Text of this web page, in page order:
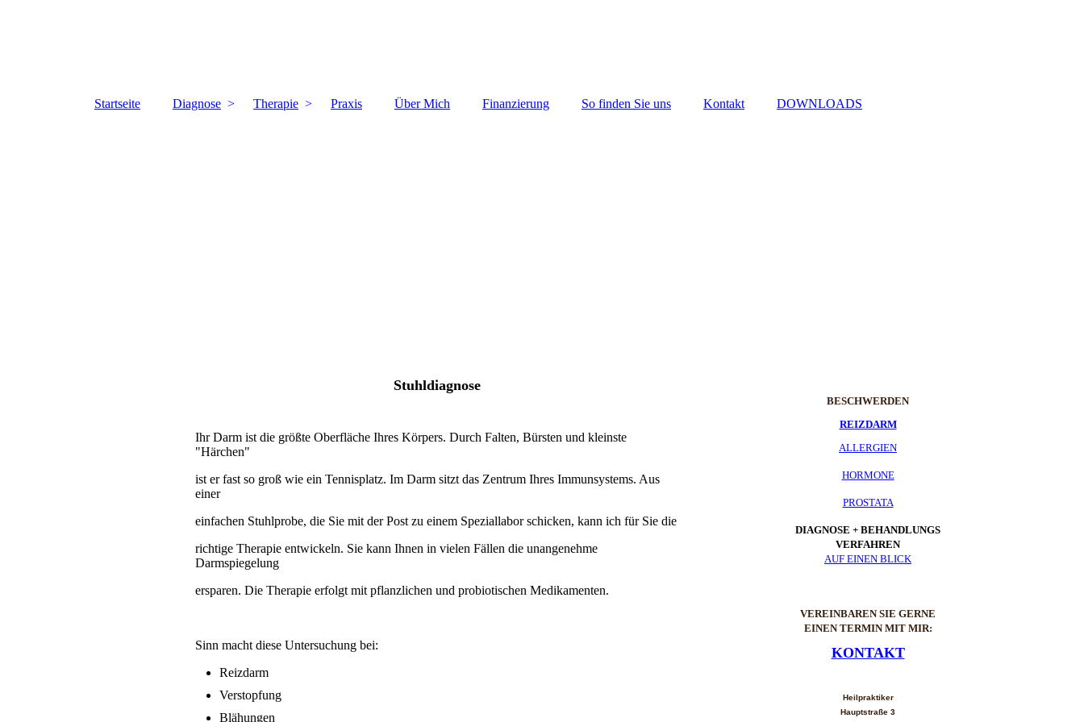
Startseite Diagnose Therapie Praxis Über Mich Finanzierung So finden Sie uns Kontakt DOWNLOADS
Stuhldiagnose
Ihr Darm ist die größte Oberfläche Ihres Körpers. Durch Falten, Bürsten und kleinste
"Härchen"
ist er fast so groß wie ein Tennisplatz. Im Darm sitzt das Zentrum Ihres Immunsystems. Aus
einer
einfachen Stuhlprobe, die Sie mit der Post zu einem Speziallabor schicken, kann ich für Sie die
richtige Therapie entwickeln. Sie kann Ihnen in vielen Fällen die unangenehme
Darmspiegelung
ersparen. Die Therapie erfolgt mit pflanzlichen und probiotischen Medikamenten.
Sinn macht diese Untersuchung bei:
Reizdarm
Verstopfung
Blähungen
BESCHWERDEN
REIZDARM
ALLERGIEN
HORMONE
PROSTATA
DIAGNOSE + BEHANDLUNGS
VERFAHREN
AUF EINEN BLICK
VEREINBAREN SIE GERNE
EINEN TERMIN MIT MIR:
KONTAKT
Heilpraktiker
Hauptstraße 3